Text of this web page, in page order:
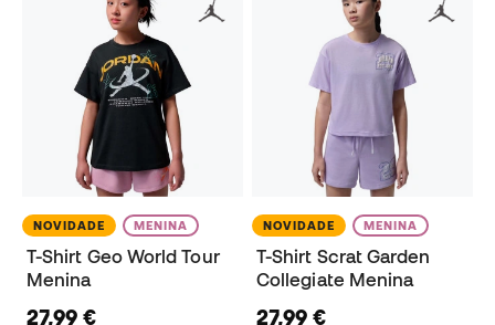
NOVIDADE MENINA
T-Shirt Geo World Tour
Menina
27,99 €
NOVIDADE MENINA
T-Shirt Scrat Garden
Collegiate Menina
27,99 €